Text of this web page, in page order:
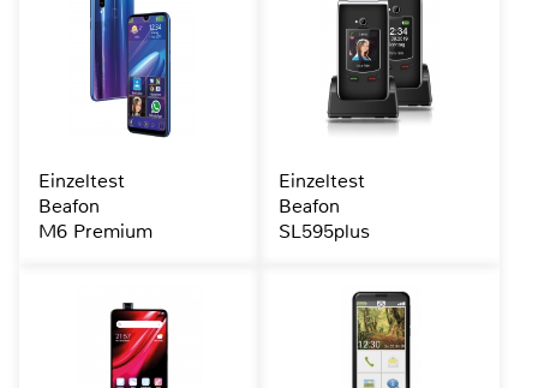
Einzeltest
Beafon
M6 Premium
Einzeltest
Beafon
SL595plus